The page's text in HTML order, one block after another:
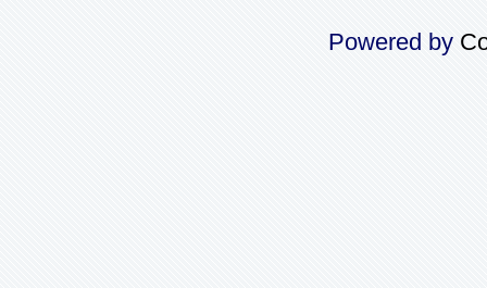
Powered by